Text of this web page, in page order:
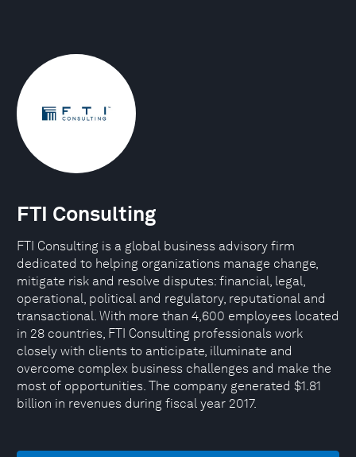
FTI Consulting
FTI Consulting is a global business advisory firm
dedicated to helping organizations manage change,
mitigate risk and resolve disputes: financial, legal,
operational, political and regulatory, reputational and
transactional. With more than 4,600 employees located
in 28 countries, FTI Consulting professionals work
closely with clients to anticipate, illuminate and
overcome complex business challenges and make the
most of opportunities. The company generated $1.81
billion in revenues during fiscal year 2017.